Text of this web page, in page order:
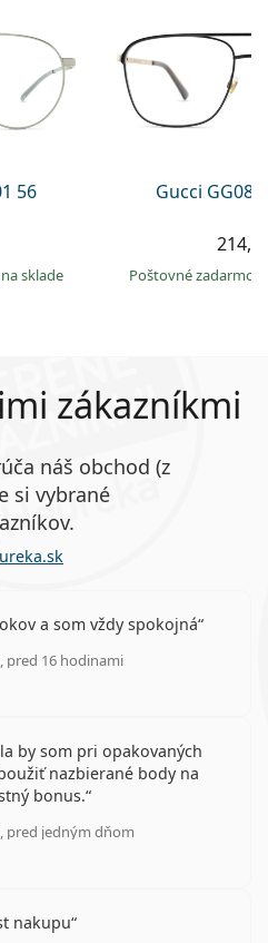
56
sklade
Gucci
Poštovné zadarmo
zákazníkmi
náš obchod (z
si vybrané
a som vždy spokojná
pred 16 hodinami
5 z 5
by som pri opakovaných
nazbierané body na
bonus.
pred jedným dňom
5 z 5
nakupu